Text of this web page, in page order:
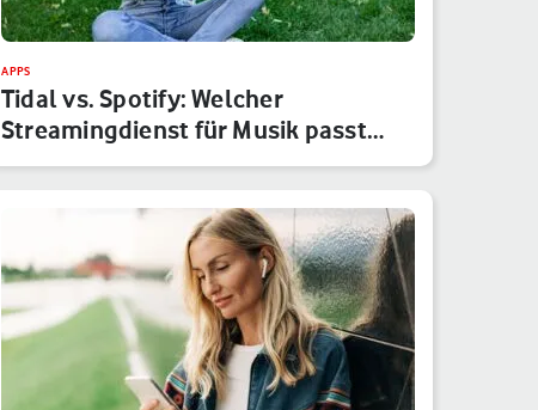
APPS
Tidal vs. Spotify: Welcher
Streamingdienst für Musik passt
besser…